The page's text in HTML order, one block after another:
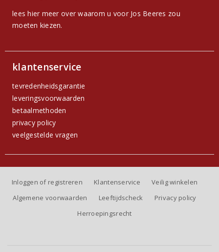
lees hier meer over waarom u voor Jos Beeres zou
moeten kiezen.
klantenservice
tevredenheidsgarantie
leveringsvoorwaarden
betaalmethoden
privacy policy
veelgestelde vragen
Inloggen of registreren Klantenservice
Veilig winkelen
Algemene voorwaarden
Leeftijdscheck
Privacy policy
Herroepingsrecht